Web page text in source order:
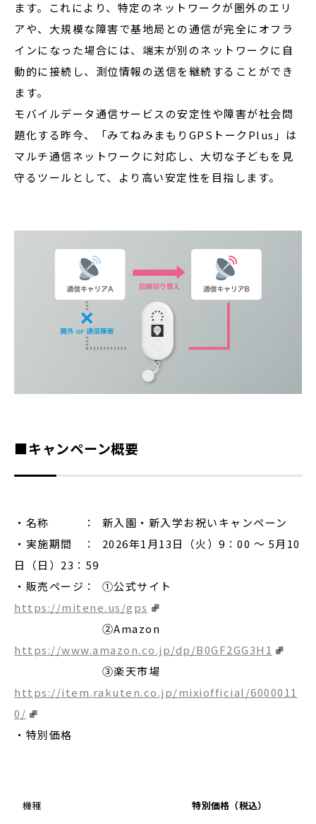
ます。これにより、特定のネットワークが圏外のエリ
アや、大規模な障害で基地局との通信が完全にオフラ
インになった場合には、端末が別のネットワークに自
動的に接続し、測位情報の送信を継続することができ
ます。
モバイルデータ通信サービスの安定性や障害が社会問
題化する昨今、「みてねみまもりGPSトークPlus」は
マルチ通信ネットワークに対応し、大切な子どもを見
守るツールとして、より高い安定性を目指します。
■キャンペーン概要
・名称 ： 新入園・新入学お祝いキャンペーン
・実施期間 ： 2026年1月13日（火）9：00 ～ 5月10
日（日）23：59
・販売ページ： ①公式サイト
https://mitene.us/gps
➁Amazon
https://www.amazon.co.jp/dp/B0GF2GG3H1
③楽天市場
https://item.rakuten.co.jp/mixiofficial/6000011
0/
・特別価格
機種 特別価格（税込）